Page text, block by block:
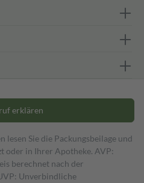
erklären
lesen Sie die Packungsbeilage und
oder in Ihrer Apotheke. AVP:
berechnet nach der
Unverbindliche